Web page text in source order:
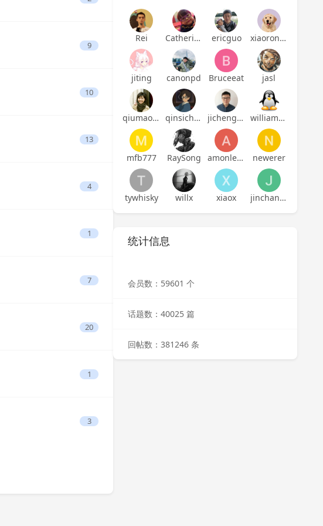
9
10
13
4
1
7
20
1
3
Rei Catherine ericguo xiaoronglv
jiting canonpd Bruceeat jasl
qiumaoyuan qinsicheng jicheng1014 williamherry
mfb777 RaySong amonlei-github newerer
tywhisky willx xiaox jinchanchan
统计信息
会员数：59601 个
话题数：40025 篇
回帖数：381246 条